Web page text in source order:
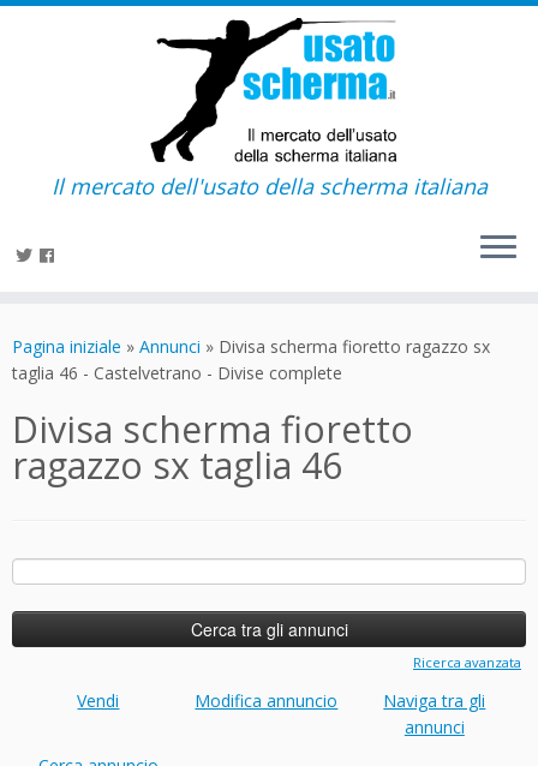
contenuto
Il mercato dell'usato della scherma italiana
Pagina iniziale » Annunci » Divisa scherma fioretto ragazzo sx
taglia 46 - Castelvetrano - Divise complete
Divisa scherma fioretto
ragazzo sx taglia 46
Ricerca
Ricerca avanzata
Vendi Modifica annuncio
Naviga tra gli
annunci